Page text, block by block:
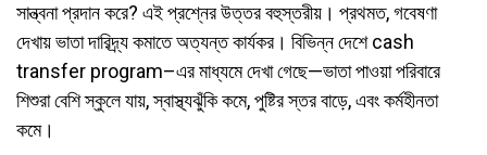
সান্ত্বনা প্রদান করে? এই প্রশ্নের উত্তর বহুস্তরীয়। প্রথমত, গবেষণা
দেখায় ভাতা দারিদ্র্য কমাতে অত্যন্ত কার্যকর। বিভিন্ন দেশে cash
transfer program–এর মাধ্যমে দেখা গেছে—ভাতা পাওয়া পরিবারে
শিশুরা বেশি স্কুলে যায়, স্বাস্থ্যঝুঁকি কমে, পুষ্টির স্তর বাড়ে, এবং কর্মহীনতা
কমে।